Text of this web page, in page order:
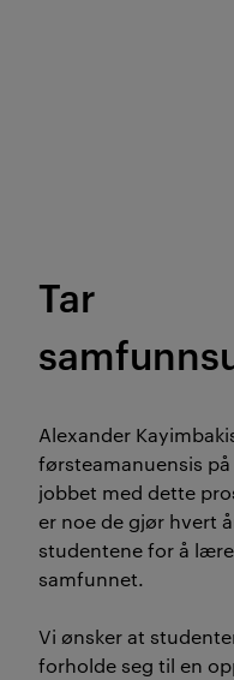
Tar
Alexander
førsteamanuensis
jobbet med dette
er noe de gjør hvert
studentene for å
samfunnet.
Vi ønsker at
forholde seg til en